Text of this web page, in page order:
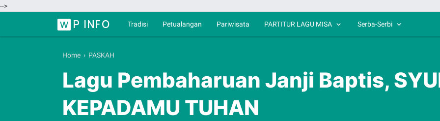
-->
W P INFO Tradisi Petualangan Pariwisata PARTITUR LAGU MISA Serba-Serbi
Home › PASKAH
Lagu Pembaharuan Janji Baptis,
KEPADAMU TUHAN